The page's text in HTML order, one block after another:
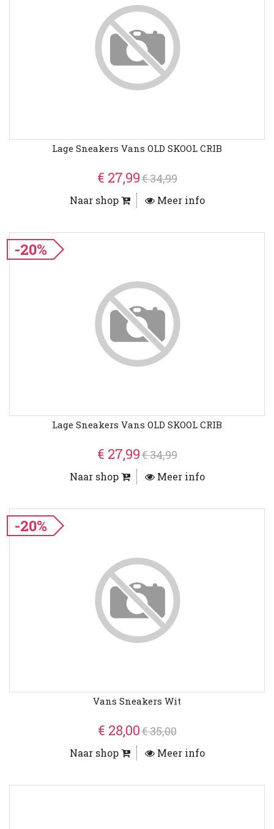
Lage Sneakers Vans OLD SKOOL CRIB
€ 27,99€ 34,99
Naar shop Meer info
-20%
Lage Sneakers Vans OLD SKOOL CRIB
€ 27,99€ 34,99
Naar shop Meer info
-20%
Vans Sneakers Wit
€ 28,00€ 35,00
Naar shop Meer info